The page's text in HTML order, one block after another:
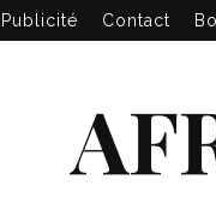
Publicité Contact